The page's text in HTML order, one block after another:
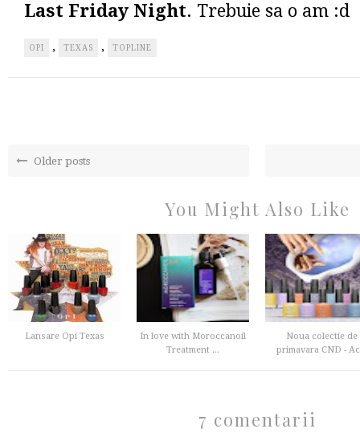
Last Friday Night. Trebuie sa o am :d
OPI , TEXAS , TOPLINE
Older posts
You Might Also Like
Lansare Opi Texas
In love with Moroccanoil
Treatment ...
Noua colectie de
primavara CND -
7 comentarii